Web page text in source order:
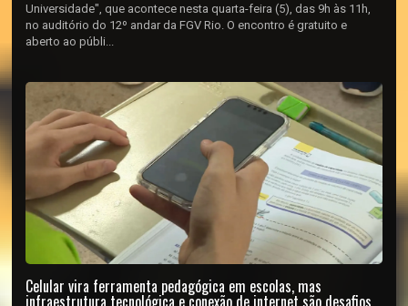
Universidade", que acontece nesta quarta-feira (5), das 9h às 11h,
no auditório do 12º andar da FGV Rio. O encontro é gratuito e
aberto ao públi...
Celular vira ferramenta pedagógica em escolas, mas
infraestrutura tecnológica e conexão de internet são desafios,